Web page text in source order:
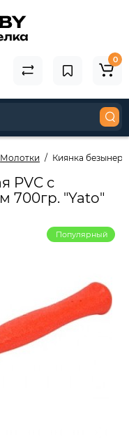
0
Молотки Киянка
PVC с
700гр. "Yato"
Популярный